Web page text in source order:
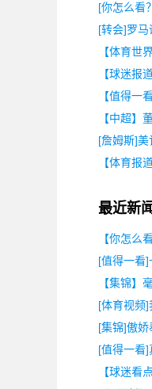
[你怎么看
[转会]罗
【体育世
【球迷报
【值得一
【中超】
[詹姆斯]
【体育报
最近新
【你怎么
[值得一看
【集锦】
[体育视频
[集锦]傲
[值得一看
【球迷看